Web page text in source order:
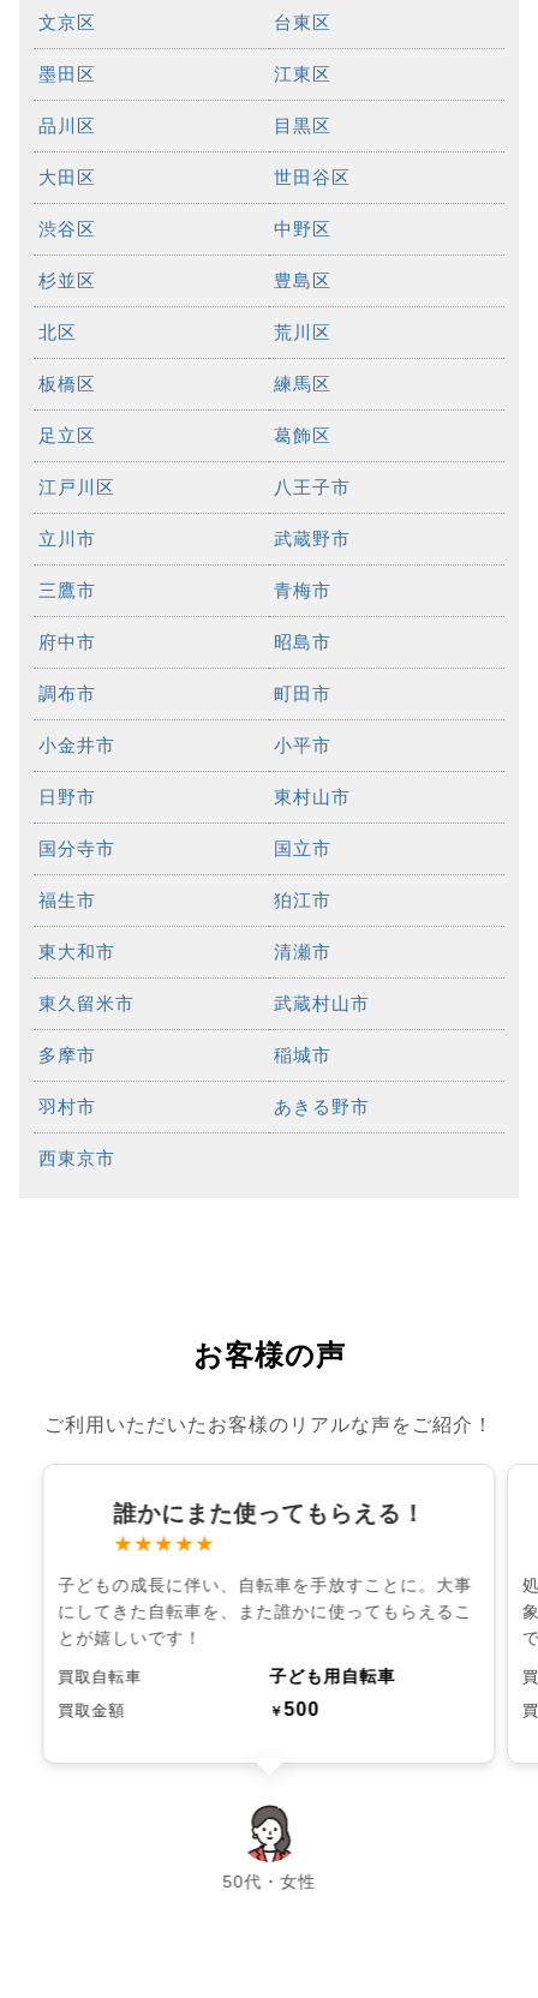
文京区 台東区
墨田区 江東区
品川区 目黒区
大田区 世田谷区
渋谷区 中野区
杉並区 豊島区
北区 荒川区
板橋区 練馬区
足立区 葛飾区
江戸川区 八王子市
立川市 武蔵野市
三鷹市 青梅市
府中市 昭島市
調布市 町田市
小金井市 小平市
日野市 東村山市
国分寺市 国立市
福生市 狛江市
東大和市 清瀬市
東久留米市 武蔵村山市
多摩市 稲城市
羽村市 あきる野市
西東京市
お客様の声
ご利用いただいたお客様のリアルな声をご紹介！
誰かにまた使ってもらえる！
★★★★★
子どもの成長に伴い、自転車を手放すことに。大事
にしてきた自転車を、また誰かに使ってもらえるこ
とが嬉しいです！
買取自転車 子ども用自転車
買取金額 ￥500
50代・女性
chevron_left chevron_right